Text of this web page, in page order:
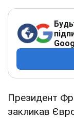
Президент
закликав